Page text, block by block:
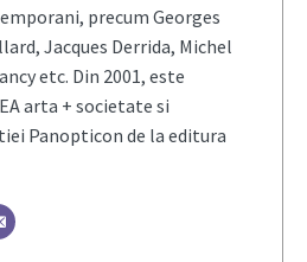
precum Georges
Jacques Derrida, Michel
etc. Din 2001, este
arta + societate si
Panopticon de la editura